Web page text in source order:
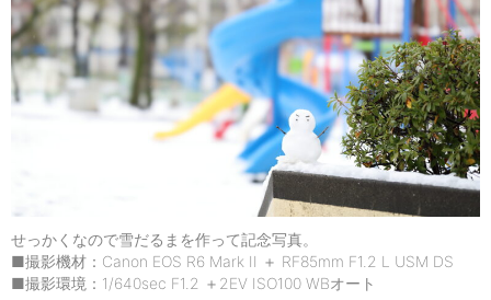
せっかくなので雪だるまを作って記念写真。
■撮影機材：Canon EOS R6 Mark II ＋ RF85mm F1.2 L USM DS
■撮影環境：1/640sec F1.2 ＋2EV ISO100 WBオート